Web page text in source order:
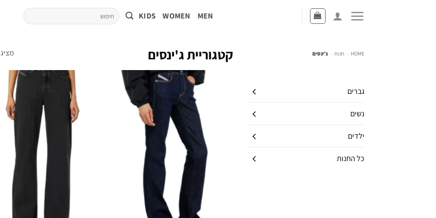
MEN
WOMEN
KIDS
HOME
- חנות - ג'ינסים מציג 1–50 מתוך 111
גברים
נשים
ילדים
כל החנות
קטגוריית ג'ינסים